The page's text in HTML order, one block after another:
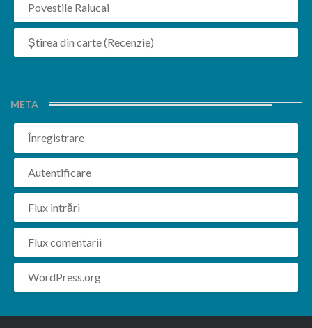
Povestile Ralucai
Știrea din carte (Recenzie)
META
Înregistrare
Autentificare
Flux intrări
Flux comentarii
WordPress.org